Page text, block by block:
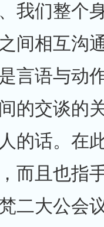
我们整个
间相互沟
言语与动
的交谈的
的话。在
而且也指
二大公会